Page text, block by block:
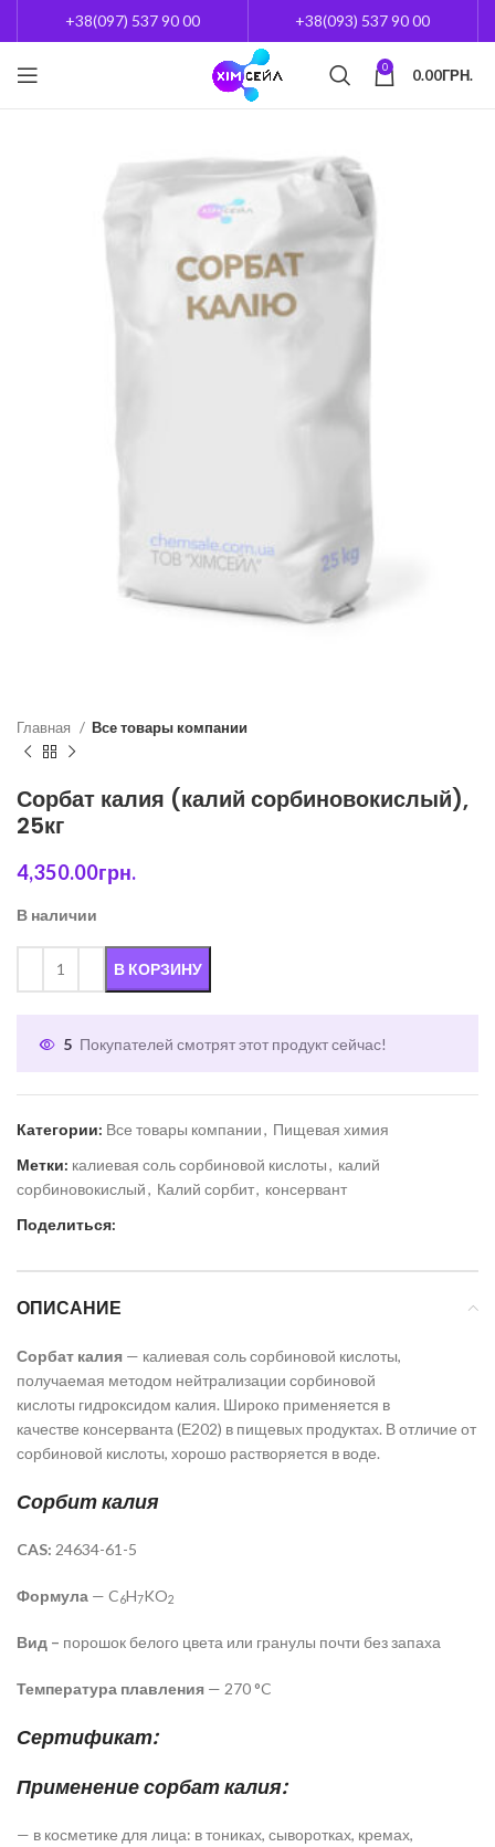
+38(097) 537 90 00 +38(093) 537 90 00
0 0.00ГРН.
Главная Все товары компании
Сорбат калия (калий сорбиновокислый),
25кг
4,350.00грн.
В наличии
В КОРЗИНУ
5 Покупателей смотрят этот продукт сейчас!
Категории: Все товары компании, Пищевая химия
Метки: калиевая соль сорбиновой кислоты, калий
сорбиновокислый, Калий сорбит, консервант
Поделиться:
ОПИСАНИЕ
Сорбат калия — калиевая соль сорбиновой кислоты,
получаемая методом нейтрализации сорбиновой
кислоты гидроксидом калия. Широко применяется в
качестве консерванта (Е202) в пищевых продуктах. В отличие от
сорбиновой кислоты, хорошо растворяется в воде.
Сорбит калия
CAS: 24634-61-5
Формула — C6H7KO2
Вид – порошок белого цвета или гранулы почти без запаха
Температура плавления — 270 °C
Сертификат:
Применение сорбат калия:
— в косметике для лица: в тониках, сыворотках, кремах,